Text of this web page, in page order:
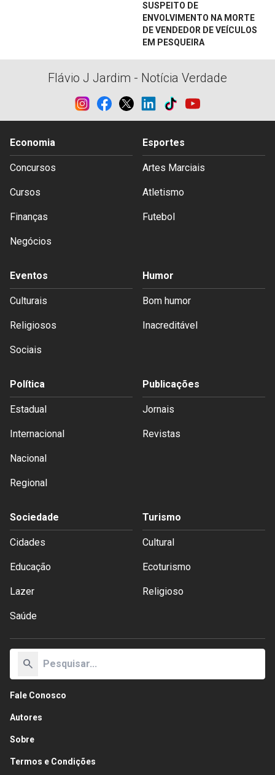
SUSPEITO DE
ENVOLVIMENTO NA MORTE
DE VENDEDOR DE VEÍCULOS
EM PESQUEIRA
Flávio J Jardim - Notícia Verdade
Economia
Concursos
Cursos
Finanças
Negócios
Esportes
Artes Marciais
Atletismo
Futebol
Eventos
Culturais
Religiosos
Sociais
Humor
Bom humor
Inacreditável
Política
Estadual
Internacional
Nacional
Regional
Publicações
Jornais
Revistas
Sociedade
Cidades
Educação
Lazer
Saúde
Turismo
Cultural
Ecoturismo
Religioso
search
Fale Conosco
Autores
Sobre
Termos e Condições